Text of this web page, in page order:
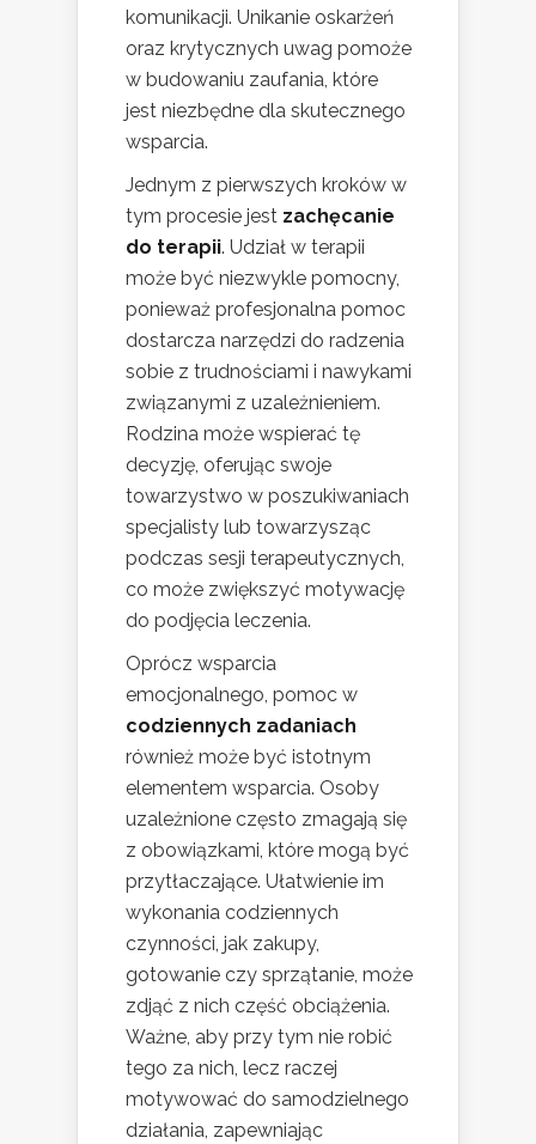
komunikacji. Unikanie oskarżeń
oraz krytycznych uwag pomoże
w budowaniu zaufania, które
jest niezbędne dla skutecznego
wsparcia.
Jednym z pierwszych kroków w
tym procesie jest zachęcanie
do terapii. Udział w terapii
może być niezwykle pomocny,
ponieważ profesjonalna pomoc
dostarcza narzędzi do radzenia
sobie z trudnościami i nawykami
związanymi z uzależnieniem.
Rodzina może wspierać tę
decyzję, oferując swoje
towarzystwo w poszukiwaniach
specjalisty lub towarzysząc
podczas sesji terapeutycznych,
co może zwiększyć motywację
do podjęcia leczenia.
Oprócz wsparcia
emocjonalnego, pomoc w
codziennych zadaniach
również może być istotnym
elementem wsparcia. Osoby
uzależnione często zmagają się
z obowiązkami, które mogą być
przytłaczające. Ułatwienie im
wykonania codziennych
czynności, jak zakupy,
gotowanie czy sprzątanie, może
zdjąć z nich część obciążenia.
Ważne, aby przy tym nie robić
tego za nich, lecz raczej
motywować do samodzielnego
działania, zapewniając